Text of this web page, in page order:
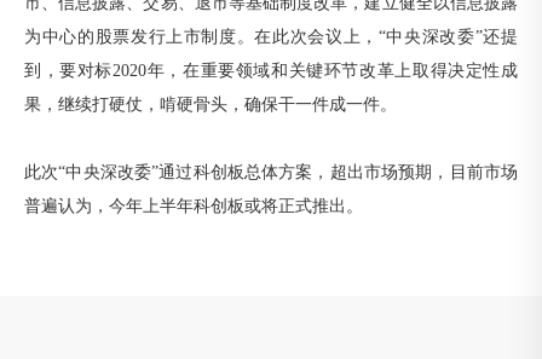
为中心的股票发行上市制度。在此次会议上，“中央深改委”还提
到，要对标2020年，在重要领域和关键环节改革上取得决定性成
果，继续打硬仗，啃硬骨头，确保干一件成一件。
此次“中央深改委”通过科创板总体方案，超出市场预期，目前市场
普遍认为，今年上半年科创板或将正式推出。